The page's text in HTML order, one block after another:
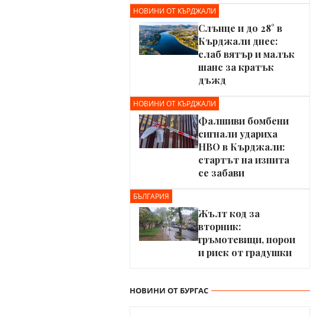
НОВИНИ ОТ КЪРДЖАЛИ
Слънце и до 28° в
Кърджали днес:
слаб вятър и малък
шанс за кратък
дъжд
НОВИНИ ОТ КЪРДЖАЛИ
Фалшиви бомбени
сигнали удариха
НВО в Кърджали:
стартът на изпита
се забави
БЪЛГАРИЯ
Жълт код за
вторник:
гръмотевици, порои
и риск от градушки
НОВИНИ ОТ БУРГАС